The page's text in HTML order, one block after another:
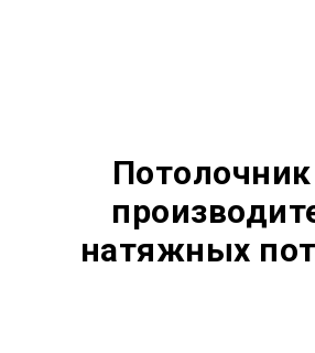
натяжных